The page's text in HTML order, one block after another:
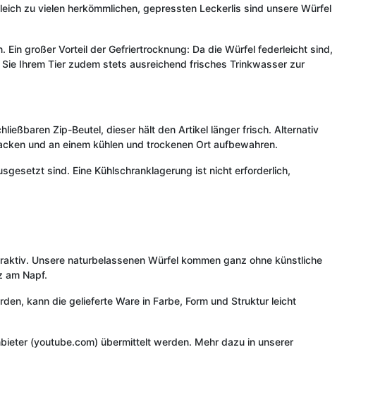
zu vielen herkömmlichen, gepressten Leckerlis sind unsere Würfel
großer Vorteil der Gefriertrocknung: Da die Würfel federleicht sind,
Ihrem Tier zudem stets ausreichend frisches Trinkwasser zur
Zip-Beutel, dieser hält den Artikel länger frisch. Alternativ
und an einem kühlen und trockenen Ort aufbewahren.
sind. Eine Kühlschranklagerung ist nicht erforderlich,
Unsere naturbelassenen Würfel kommen ganz ohne künstliche
am Napf.
kann die gelieferte Ware in Farbe, Form und Struktur leicht
(youtube.com) übermittelt werden. Mehr dazu in unserer